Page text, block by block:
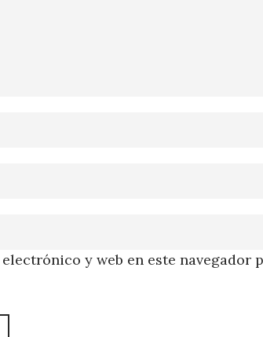
y web en este navegador